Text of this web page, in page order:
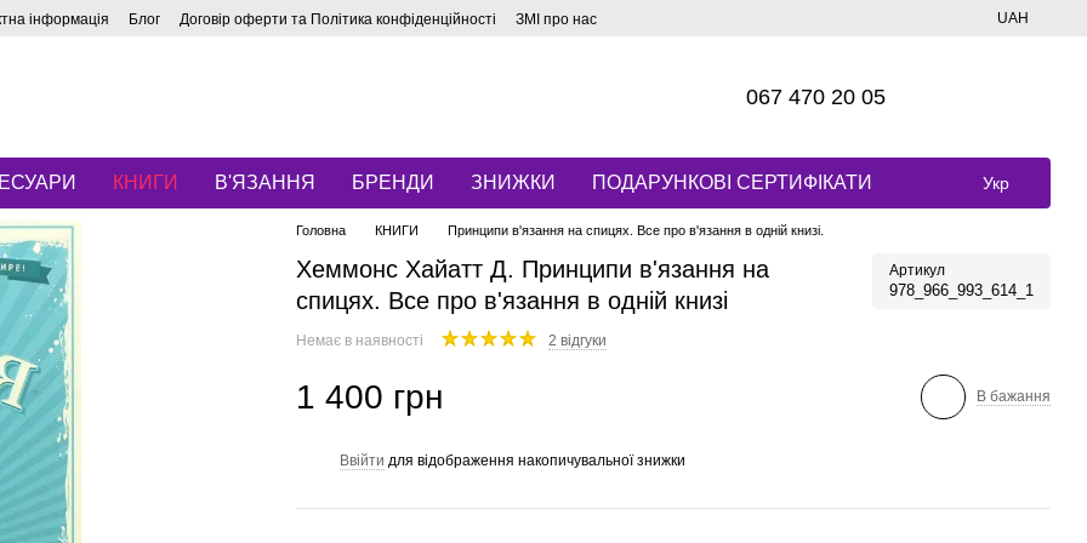
інформація Блог Договір оферти та Політика конфіденційності ЗМІ про нас UAH
067 470 20 05
КНИГИ В'ЯЗАННЯ БРЕНДИ ЗНИЖКИ ПОДАРУНКОВІ СЕРТИФІКАТИ Укр
Головна КНИГИ Принципи в'язання на спицях. Все про в'язання в одній книзі.
Хеммонс Хайатт Д. Принципи в'язання на
спицях. Все про в'язання в одній книзі
Артикул
978_966_993_614_1
Немає в наявності 2 відгуки
1 400 грн В бажання
Ввійти для відображення накопичувальної знижки